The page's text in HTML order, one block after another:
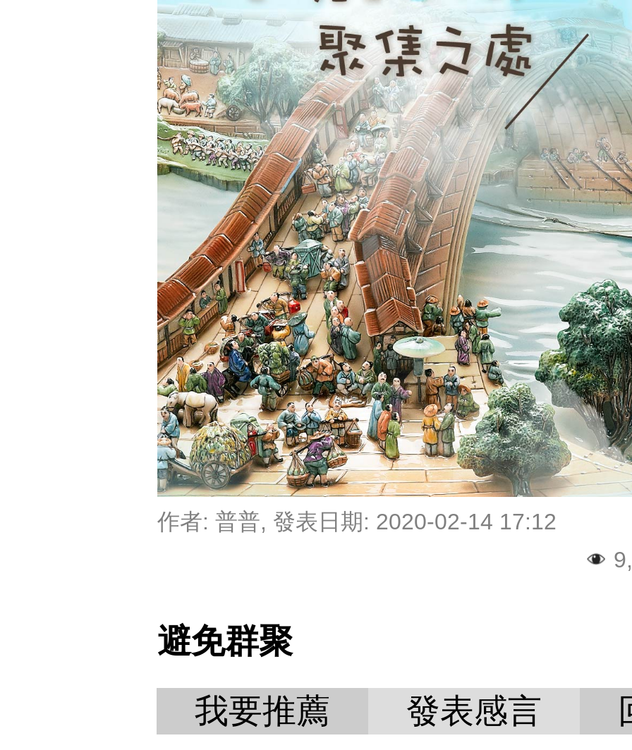
作者: 普普, 發表日期: 2020-02-14 17:12
避免群聚
我要推薦
發表感言